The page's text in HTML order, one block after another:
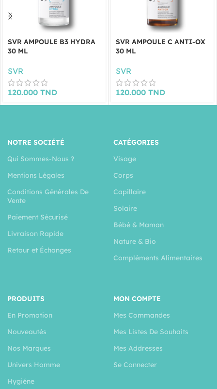
SVR AMPOULE B3 HYDRA
30 ML
SVR
120.000 TND
SVR AMPOULE C ANTI-OX
30 ML
SVR
120.000 TND
NOTRE SOCIÉTÉ
Qui Sommes-Nous ?
Mentions Légales
Conditions Générales De
Vente
Paiement Sécurisé
Livraison Rapide
Retour et Échanges
CATÉGORIES
Visage
Corps
Capillaire
Solaire
Bébé & Maman
Nature & Bio
Compléments Alimentaires
PRODUITS
En Promotion
Nouveautés
Nos Marques
Univers Homme
Hygiéne
MON COMPTE
Mes Commandes
Mes Listes De Souhaits
Mes Addresses
Se Connecter